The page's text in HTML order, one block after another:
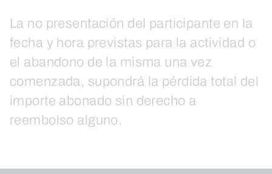
La no presentación del participante en la
fecha y hora previstas para la actividad o
el abandono de la misma una vez
comenzada, supondrá la pérdida total del
importe abonado sin derecho a
reembolso alguno.